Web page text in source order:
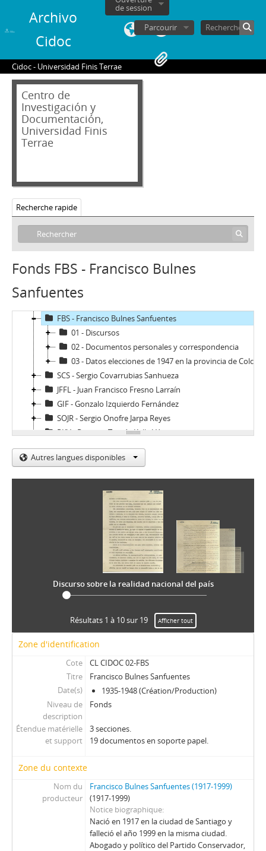
Archivo
Cidoc
de session
Parcourir
Cidoc - Universidad Finis Terrae
Centro de
Investigación y
Documentación,
Universidad Finis
Terrae
Recherche rapide
Fonds FBS - Francisco Bulnes
Sanfuentes
02 - Archivos personales
FBS - Francisco Bulnes Sanfuentes
01 - Discursos
02 - Documentos personales y correspondencia
03 - Datos elecciones de 1947 en la provincia de Colchagua
SCS - Sergio Covarrubias Sanhueza
JFFL - Juan Francisco Fresno Larraín
GIF - Gonzalo Izquierdo Fernández
SOJR - Sergio Onofre Jarpa Reyes
RKV - Roberto Tomás Kelly Vásquez
RVA - Rafael Valdivieso Ariztía
AMP - Alfonso Marquéz de la Plata Yrarrázaval
Autres langues disponibles
Discurso sobre la realidad nacional del país
Résultats 1 à 10 sur 19 Afficher tout
Zone d'identification
Cote
CL CIDOC 02-FBS
Titre
Francisco Bulnes Sanfuentes
Date(s)
1935-1948 (Création/Production)
Niveau de
description
Fonds
Étendue matérielle
et support
3 secciones.
19 documentos en soporte papel.
Zone du contexte
Nom du
producteur
Francisco Bulnes Sanfuentes (1917-1999)
(1917-1999)
Notice biographique
Nació en 1917 en la ciudad de Santiago y
falleció el año 1999 en la misma ciudad.
Abogado y político del Partido Conservador,